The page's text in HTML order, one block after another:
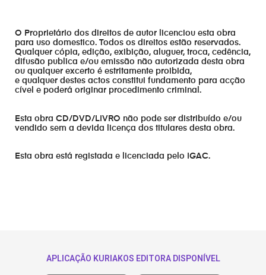
O Proprietário dos direitos de autor licenciou esta obra
para uso domestico. Todos os direitos estão reservados.
Qualquer cópia, edição, exibição, aluguer, troca, cedência,
difusão publica e/ou emissão não autorizada desta obra
ou qualquer excerto é estritamente proibida,
e qualquer destes actos constitui fundamento para acção
cível e poderá originar procedimento criminal.
Esta obra CD/DVD/LIVRO não pode ser distribuído e/ou
vendido sem a devida licença dos titulares desta obra.
Esta obra está registada e licenciada pelo IGAC.
APLICAÇÃO KURIAKOS EDITORA DISPONÍVEL